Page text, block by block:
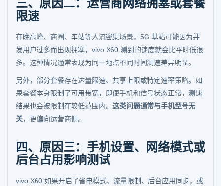
三、原因二：运营商网络拥塞或套餐
限速
在晚高峰、商圈、车站等人流密集场景，5G 基站可能因为并
发用户过多而出现拥塞，vivo X60 测到的速度就会比平时低很
多。这种情况通常表现为同一地点不同时间测速差异明显。
另外，部分套餐存在达量限速、共享上限或特定速率策略。如
果套餐本身限制了可用带宽，即便手机和信号状态正常，测速
结果也会被限制在较低范围内。 这类问题通常与手机型号无
关，更偏向运营商侧。
四、原因三：手机设置、网络模式或
后台占用影响测试
vivo X60 如果开启了省电模式、流量限制、后台应用同步，或